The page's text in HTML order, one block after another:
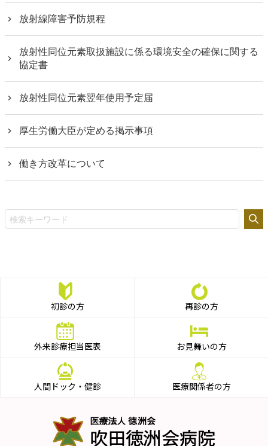
放射線障害予防規程
放射性同位元素取扱施設に係る環境安全の確保に関する
協定書
放射性同位元素翌年使用予定届
厚生労働大臣が定める掲示事項
働き方改革について
初診の方 再診の方
外来診療担当医表 お見舞いの方
人間ドック・健診 医療関係者の方